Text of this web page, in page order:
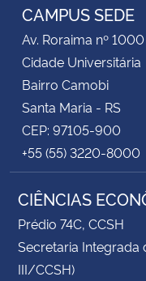
Secretaria-Geral
Secretaria de Governo
Gabinete de Segurança
Advocacia-Geral da União
CAMPUS SEDE
Av. Roraima nº 1000
Cidade Universitária
Bairro Camobi
Santa Maria - RS
CEP: 97105-900
+55 (55) 3220-8000
CIÊNCIAS
Prédio 74C, CCSH
Secretaria Integrada
III/CCSH)